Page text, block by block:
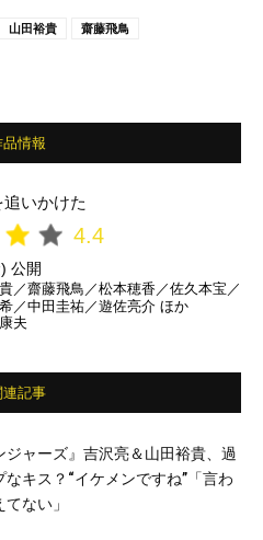
山田裕貴 齋藤飛鳥
品情報
いかけた
4.4
公開
／齋藤飛鳥／松本穂香／佐久本宝／
／中田圭祐／遊佐亮介 ほか
夫
連記事
ジャーズ』吉沢亮＆山田裕貴、過
なキス？“イケメンですね”「言わ
ない」